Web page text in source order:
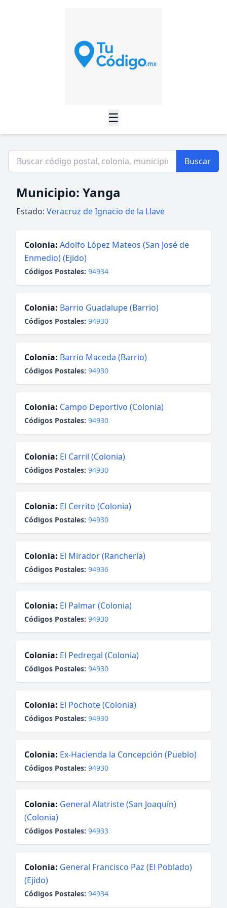
☰
Buscar
Municipio: Yanga
Estado: Veracruz de Ignacio de la Llave
Colonia: Adolfo López Mateos (San José de
Enmedio) (Ejido)
Códigos Postales: 94934
Colonia: Barrio Guadalupe (Barrio)
Códigos Postales: 94930
Colonia: Barrio Maceda (Barrio)
Códigos Postales: 94930
Colonia: Campo Deportivo (Colonia)
Códigos Postales: 94930
Colonia: El Carril (Colonia)
Códigos Postales: 94930
Colonia: El Cerrito (Colonia)
Códigos Postales: 94930
Colonia: El Mirador (Ranchería)
Códigos Postales: 94936
Colonia: El Palmar (Colonia)
Códigos Postales: 94930
Colonia: El Pedregal (Colonia)
Códigos Postales: 94930
Colonia: El Pochote (Colonia)
Códigos Postales: 94930
Colonia: Ex-Hacienda la Concepción (Pueblo)
Códigos Postales: 94930
Colonia: General Alatriste (San Joaquín)
(Colonia)
Códigos Postales: 94933
Colonia: General Francisco Paz (El Poblado)
(Ejido)
Códigos Postales: 94934